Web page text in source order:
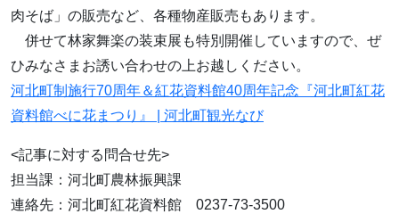
肉そば」の販売など、各種物産販売もあります。
併せて林家舞楽の装束展も特別開催していますので、ぜ
ひみなさまお誘い合わせの上お越しください。
河北町制施行70周年＆紅花資料館40周年記念『河北町紅花
資料館べに花まつり』 | 河北町観光なび
<記事に対する問合せ先>
担当課：河北町農林振興課
連絡先：河北町紅花資料館 0237-73-3500